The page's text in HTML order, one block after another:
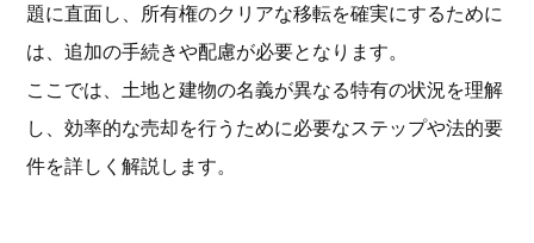
題に直面し、所有権のクリアな移転を確実にするために
は、追加の手続きや配慮が必要となります。
ここでは、土地と建物の名義が異なる特有の状況を理解
し、効率的な売却を行うために必要なステップや法的要
件を詳しく解説します。